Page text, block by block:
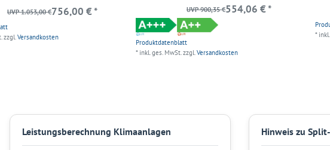
UVP 1.053,00 €756,00 € *
zzgl.Versandkosten
Produktdatenblatt
UVP 900,35 €554,06 € *
* inkl. ges. MwSt.zzgl.Versandkosten
*
Leistungsberechnung Klimaanlagen Hinweis zu